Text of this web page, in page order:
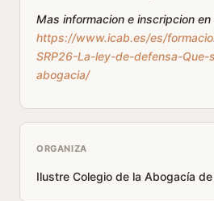
Mas informacion e inscripcion
https://www.icab.es/es/
SRP26-La-ley-de-defensa-
abogacia/
ORGANIZA
Ilustre Colegio de la Abogacía